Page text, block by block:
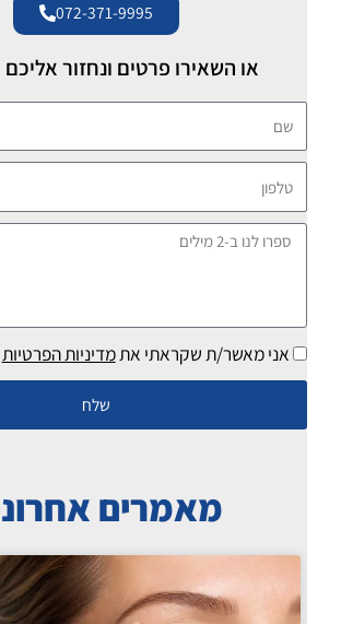
072-371-9995
או השאירו פרטים ונחזור
טלפון
ספרו
מילים
אני מאשר/ת שקראתי אתמדיניות הפרטיות
שלח
מאמרים